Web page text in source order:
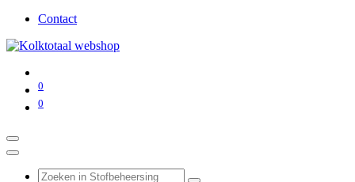
Contact
0
0